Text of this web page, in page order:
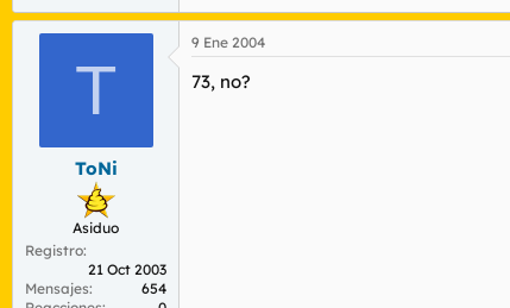
T
ToNi
Asiduo
Registro
21 Oct 2003
Mensajes
654
9 Ene 2004
73, no?